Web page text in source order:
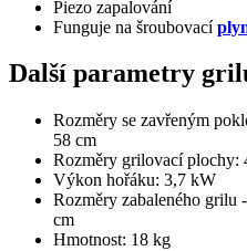
Piezo zapalování
Funguje na šroubovací
Další parametry
Rozměry se zavřeným
58 cm
Rozměry grilovací plochy:
Výkon hořáku: 3,7 kW
Rozměry zabaleného
cm
Hmotnost: 18 kg